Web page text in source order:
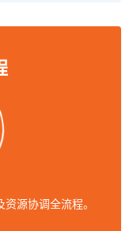
源协调全流程。